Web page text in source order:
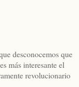
desconocemos que
más interesante el
revolucionario